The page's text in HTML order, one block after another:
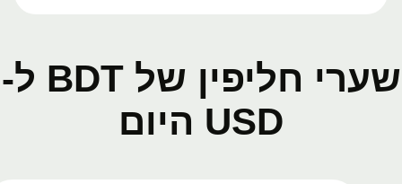
שערי חליפין של BDT ל-
USD היום